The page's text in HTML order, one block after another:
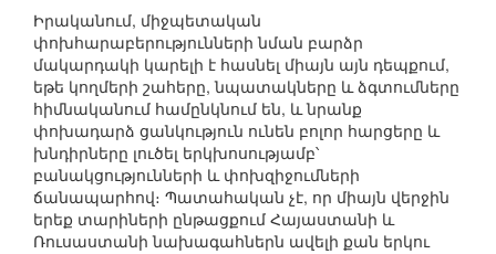
Իրականում, միջպետական
փոխհարաբերությունների նման բարձր
մակարդակի կարելի է հասնել միայն այն դեպքում,
եթե կողմերի շահերը, նպատակները և ձգտումները
հիմնականում համընկնում են, և նրանք
փոխադարձ ցանկություն ունեն բոլոր հարցերը և
խնդիրները լուծել երկխոսությամբ՝
բանակցությունների և փոխզիջումների
ճանապարհով։ Պատահական չէ, որ միայն վերջին
երեք տարիների ընթացքում Հայաստանի և
Ռուսաստանի նախագահներն ավելի քան երկու